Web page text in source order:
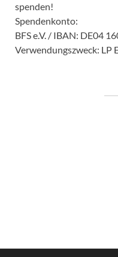
spenden!
Spendenkonto:
BFS e.V. / IBAN: DE04
Verwendungszweck: LP